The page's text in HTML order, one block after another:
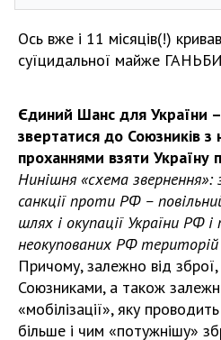
Ось вже і 11 місяців(!)
суїцидальної майже
Єдиний Шанс для України
звертатися до Союзників з
проханнями взяти
Нинішня «схема звернення»:
санкції проти РФ –
шлях і окупації України РФ
неокупованих РФ територій
Причому, залежно від
Союзниками, а також
«мобілізації», яку
більше і чим «потужнішу»